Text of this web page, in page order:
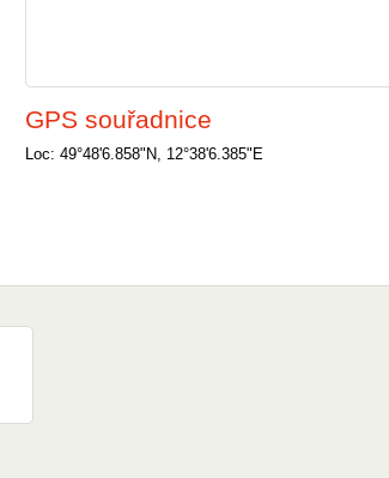
GPS souřadnice
Loc: 49°48'6.858"N, 12°38'6.385"E